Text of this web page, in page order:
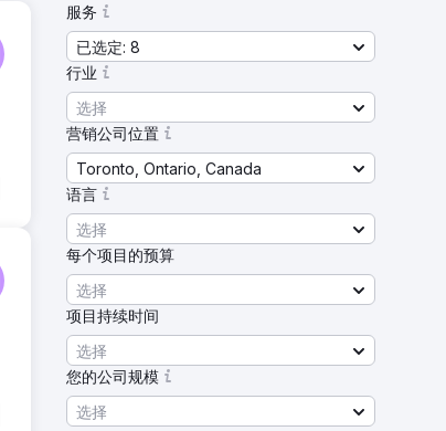
服务
已选定: 8
行业
选择
营销公司位置
Toronto, Ontario, Canada
语言
选择
每个项目的预算
选择
项目持续时间
选择
您的公司规模
选择